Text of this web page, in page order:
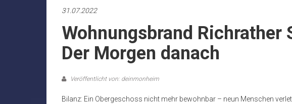
31.07.2022
Wohnungsbrand Richrather
Der Morgen danach
Veröffentlicht von: deinmonheim
Bilanz: Ein Obergeschoss nicht mehr bewohnbar – neun Menschen